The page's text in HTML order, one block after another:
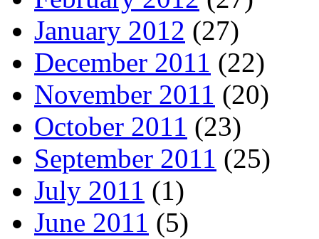
January 2012 (27)
December 2011 (22)
November 2011 (20)
October 2011 (23)
September 2011 (25)
July 2011 (1)
June 2011 (5)